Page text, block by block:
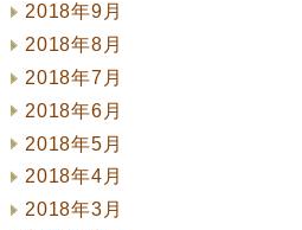
2018年9月
2018年8月
2018年7月
2018年6月
2018年5月
2018年4月
2018年3月